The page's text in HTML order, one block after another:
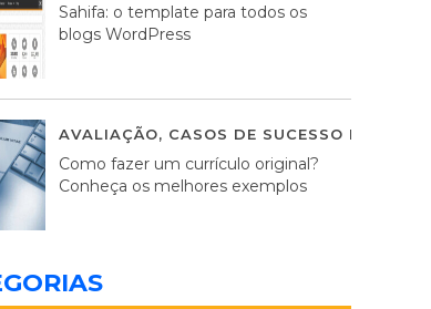
Sahifa: o template para todos os
blogs WordPress
AVALIAÇÃO, CASOS DE SUCESSO DE
Como fazer um currículo original?
Conheça os melhores exemplos